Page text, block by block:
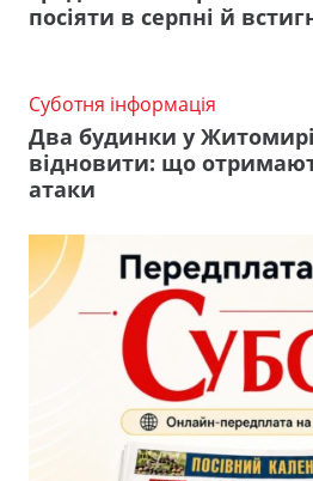
посіяти в серпні й
Суботня інформація
Два будинки у
відновити: що
атаки